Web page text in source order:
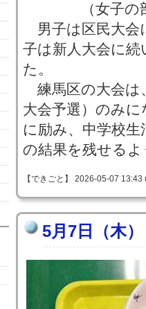
（女子の部
男子は区民大会
子は新人大会に
た。
練馬区の大会は
大会予選）のみ
に励み、中学校
の結果を残せる
【できごと】 2026-05-07
5月7日（木）